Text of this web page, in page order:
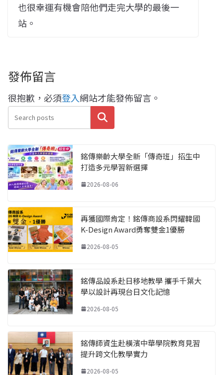
也很幸運有機會陪他們走完大學的最後一
站。
發佈留言
很抱歉，必須登入網站才能發佈留言。
搜尋
銘傳樂齡大學全新「傳奇班」招生中
打造多元學習新選擇
2026-08-06
再獲國際肯定！銘傳商設系閃耀韓國
K-Design Award勇奪雙金1優勝
2026-08-05
銘傳品設系赴日移地教學 攜手千葉大
學以設計再現台日文化記憶
2026-08-05
銘傳師資生赴橫濱中華學院教育見習
提升跨文化教學實力
2026-08-05